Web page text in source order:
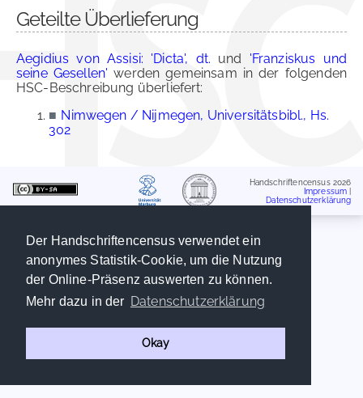
Der Handschriftencensus verwendet ein
anonymes Statistik-Cookie, um die Nutzung
der Online-Präsenz auswerten zu können.
Mehr dazu in der Datenschutzerklärung
Okay
Geteilte Überlieferung
Aegidius von Assisi: 'Dicta', dt. und 'Franziskus und
seine Gesellen' werden gemeinsam in der folgenden
HSC-Beschreibung überliefert:
■ Nimwegen / Nijmegen, Universitätsbibl., Hs.
302
Handschriftencensus 2026
Impressum
Datenschutzerklärung